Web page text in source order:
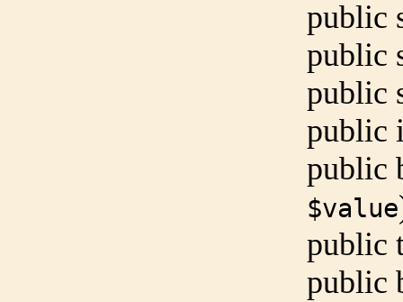
public
public
public
public
public
$value
public
public